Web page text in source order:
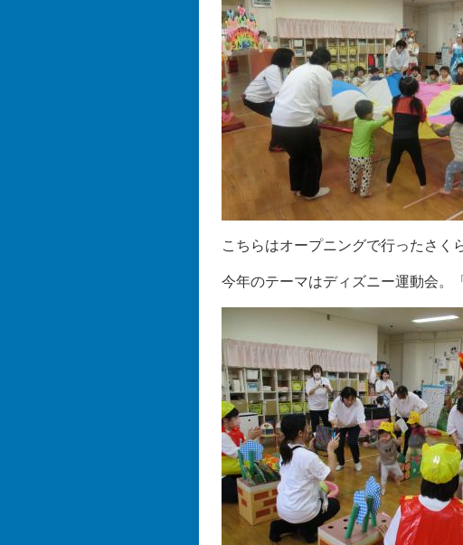
こちらはオープニングで行ったさく
今年のテーマはディズニー運動会。